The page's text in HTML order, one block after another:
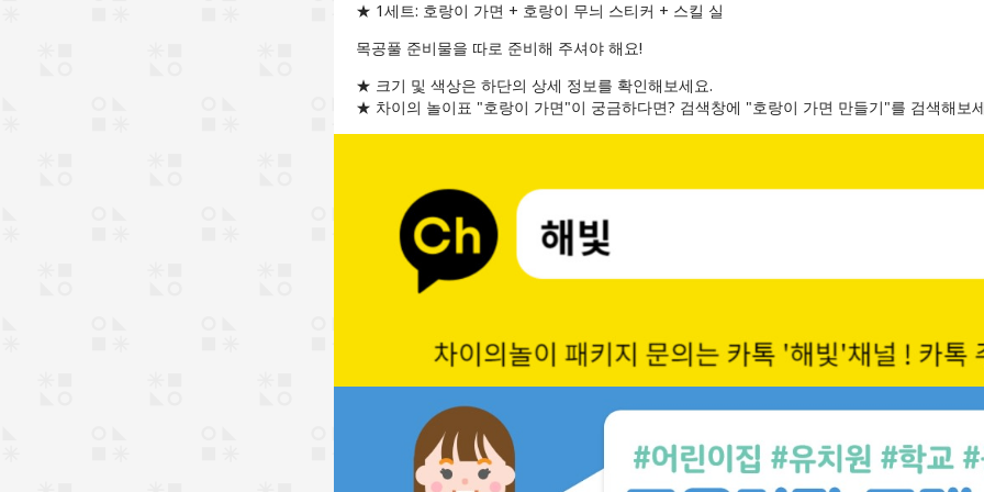
★ 1세트: 호랑이 가면 + 호랑이 무늬 스티커 + 스킬 실
목공풀 준비물을 따로 준비해 주셔야 해요!
★ 크기 및 색상은 하단의 상세 정보를 확인해보세요.
★ 차이의 놀이표 "호랑이 가면"이 궁금하다면? 검색창에 "호랑이 가면 만들기"를 검색해보